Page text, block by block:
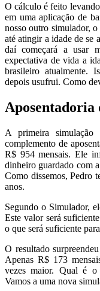
O cálculo é feito
em uma aplicação de
nosso outro simulador, o
até atingir a idade de se
daí começará a usar
expectativa de vida a
brasileiro atualmente.
depois usufrui. Como
Aposentadoria
A primeira
complemento de
R$ 954 mensais. Ele
dinheiro guardado com
Como dissemos, Pedro
anos.
Segundo o Simulador,
Este valor será
o que será suficiente
O resultado
Apenas R$ 173
vezes maior. Qual é o
Vamos a uma nova